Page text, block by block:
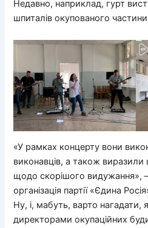
Недавно, наприклад, гурт
шпиталів окупованого
«У рамках концерту вони
виконавців, а також
щодо скорішого видужання»,
організація партії «Єдина
Ну, і, мабуть, варто нагадати,
директорами окупаційних